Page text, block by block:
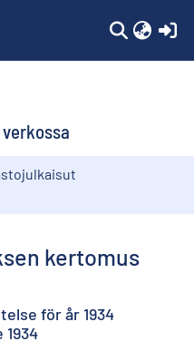
kertomus
för år 1934
1934